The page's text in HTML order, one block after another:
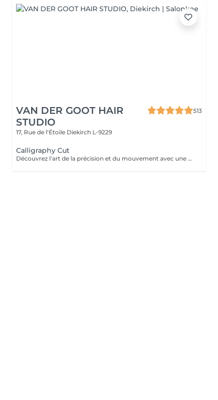
VAN DER GOOT HAIR
STUDIO
513
17, Rue de l'Étoile Diekirch L-9229
Calligraphy Cut
Découvrez l'art de la précision et du mouvement avec une coupe Calligraphy Cut. Grâce à une technique unique réalisée avec une lame inclinée, chaque mèche est sculptée pour créer des couches douces et fluides, apportant volume naturel, texture et une forme légère. Idéale pour renforcer la densité, encadrer le visage et donner aux cheveux une sensation aérienne. Cette technique crée un style moderne, dynamique et parfaitement travaillé.